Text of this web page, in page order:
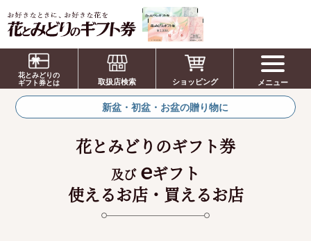
お祝い、お盆、新盆、お彼岸、喪中、お供
え、見舞い、返事、供花、線香贈答におすす
めのギフト
花とみどりの
ギフト券とは
取扱店検索 ショッピング メニュー
新盆・初盆・お盆の贈り物に
花とみどりのギフト券
及び eギフト
使えるお店・買えるお店